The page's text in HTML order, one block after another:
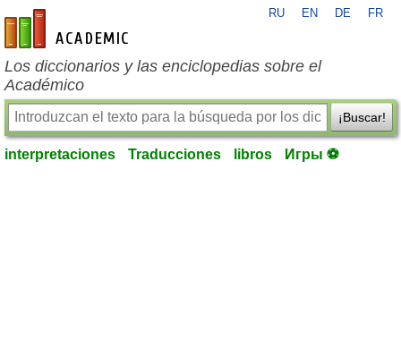
es-academic.com
RU EN DE FR
Los diccionarios y las enciclopedias sobre el
Académico
¡Buscar!
interpretaciones Traducciones libros Игры ⚽